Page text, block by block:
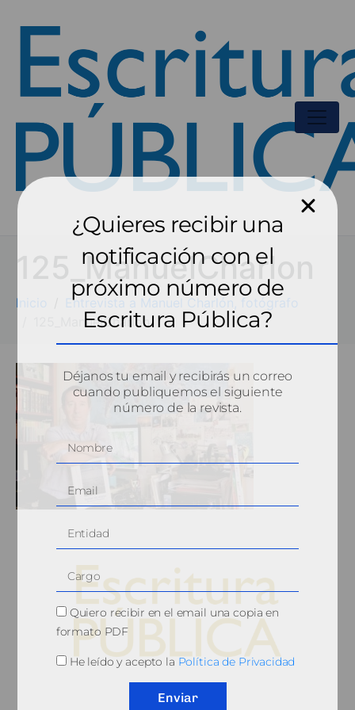
125_ManuelCharlon
Inicio
Entrevista a Manuel Charlón, fotógrafo
125_ManuelCharlon
¿Quieres recibir una
notificación con el
próximo número de
Escritura Pública?
Déjanos tu email y recibirás un correo
cuando publiquemos el siguiente
número de la revista.
Quiero recibir en el email una copia en
formato PDF
He leído y acepto la Política de Privacidad
Enviar